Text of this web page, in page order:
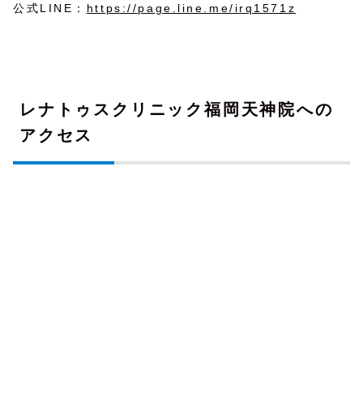
公式LINE： https://page.line.me/irq1571z
レナトゥスクリニック福岡天神院への
アクセス